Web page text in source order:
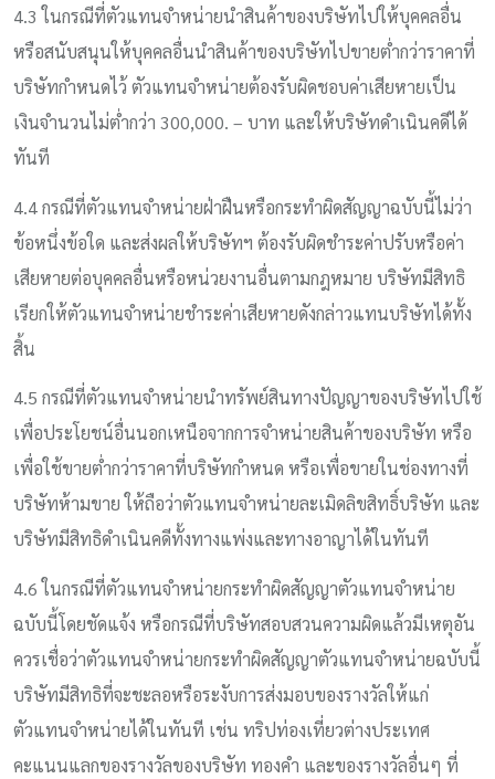
4.3 ในกรณีที่ตัวแทนจำหน่ายนำสินค้าของบริษัทไปให้บุคคลอื่น
หรือสนับสนุนให้บุคคลอื่นนำสินค้าของบริษัทไปขายต่ำกว่าราคาที่
บริษัทกำหนดไว้ ตัวแทนจำหน่ายต้องรับผิดชอบค่าเสียหายเป็น
เงินจำนวนไม่ต่ำกว่า 300,000. – บาท และให้บริษัทดำเนินคดีได้
ทันที
4.4 กรณีที่ตัวแทนจำหน่ายฝ่าฝืนหรือกระทำผิดสัญญาฉบับนี้ไม่ว่า
ข้อหนึ่งข้อใด และส่งผลให้บริษัทฯ ต้องรับผิดชำระค่าปรับหรือค่า
เสียหายต่อบุคคลอื่นหรือหน่วยงานอื่นตามกฎหมาย บริษัทมีสิทธิ
เรียกให้ตัวแทนจำหน่ายชำระค่าเสียหายดังกล่าวแทนบริษัทได้ทั้ง
สิ้น
4.5 กรณีที่ตัวแทนจำหน่ายนำทรัพย์สินทางปัญญาของบริษัทไปใช้
เพื่อประโยชน์อื่นนอกเหนือจากการจำหน่ายสินค้าของบริษัท หรือ
เพื่อใช้ขายต่ำกว่าราคาที่บริษัทกำหนด หรือเพื่อขายในช่องทางที่
บริษัทห้ามขาย ให้ถือว่าตัวแทนจำหน่ายละเมิดลิขสิทธิ์บริษัท และ
บริษัทมีสิทธิดำเนินคดีทั้งทางแพ่งและทางอาญาได้ในทันที
4.6 ในกรณีที่ตัวแทนจำหน่ายกระทำผิดสัญญาตัวแทนจำหน่าย
ฉบับนี้โดยชัดแจ้ง หรือกรณีที่บริษัทสอบสวนความผิดแล้วมีเหตุอัน
ควรเชื่อว่าตัวแทนจำหน่ายกระทำผิดสัญญาตัวแทนจำหน่ายฉบับนี้
บริษัทมีสิทธิที่จะชะลอหรือระงับการส่งมอบของรางวัลให้แก่
ตัวแทนจำหน่ายได้ในทันที เช่น ทริปท่องเที่ยวต่างประเทศ
คะแนนแลกของรางวัลของบริษัท ทองคำ และของรางวัลอื่นๆ ที่